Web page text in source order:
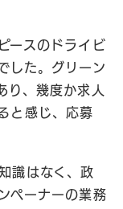
ースのドライビ
した。グリーン
り、幾度か求人
と感じ、応募
識はなく、政
ペーナーの業務